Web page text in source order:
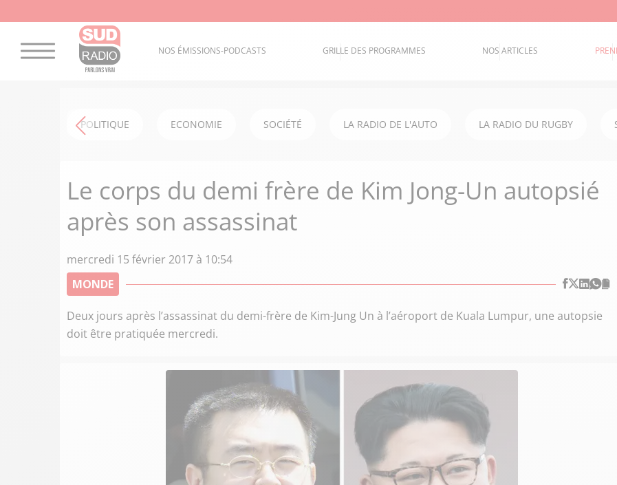
NOS ÉMISSIONS-PODCASTS GRILLE DES PROGRAMMES NOS ARTICLES
POLITIQUE ECONOMIE SOCIÉTÉ LA RADIO DE L'AUTO LA RADIO DU RUGBY
Le corps du demi frère de Kim Jong-Un autopsié
après son assassinat
mercredi 15 février 2017 à 10:54
MONDE
Deux jours après l’assassinat du demi-frère de Kim-Jung Un à l’aéroport de Kuala Lumpur, une autopsie
doit être pratiquée mercredi.